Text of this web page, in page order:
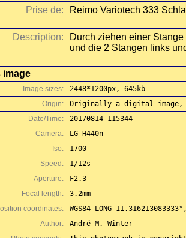
Prise de:
Reimo Variotech 333
Description:
Durch ziehen einer
und die 2 Stangen links
image
Image sizes:
2448*1200px, 645kb
Origin:
Originally a digital image,
Date/Time:
20170814-115344
Camera:
LG-H440n
Iso:
1700
Speed:
1/12s
Aperture:
F2.3
Focal length:
3.2mm
coordinates:
WGS84 LONG
Author:
André M. Winter